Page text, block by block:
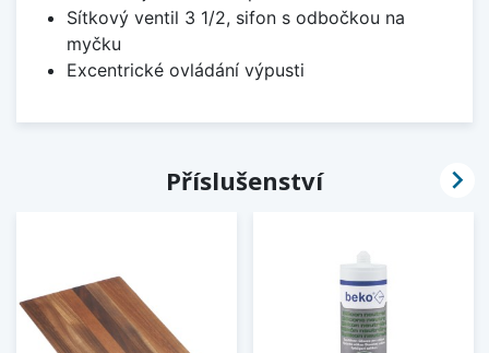
Sítkový ventil 3 1/2, sifon s odbočkou na
myčku
Excentrické ovládání výpusti
Příslušenství 